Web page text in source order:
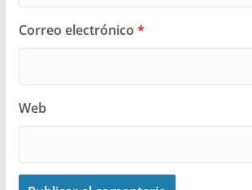
Correo electrónico *
Web